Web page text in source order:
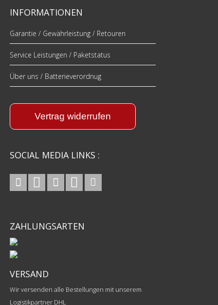
INFORMATIONEN
Garantie / Gewährleistung / Retouren
Service Leistungen / Paketstatus
Über uns / Batterieverordnug
Vertrag widerrufen
SOCIAL MEDIA LINKS :
ZAHLUNGSARTEN
VERSAND
Wir versenden alle Bestellungen mit unserem
Logistikpartner DHL